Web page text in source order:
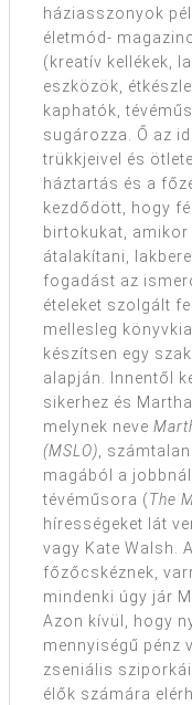
háziasszonyok
életmód-
(kreatív kellékek,
eszközök,
kaphatók,
sugározza. Ő az
trükkjeivel és
háztartás és a
kezdődött, hogy
birtokukat,
átalakítani,
fogadást az
ételeket szolgált
mellesleg
készítsen egy
alapján. Innentől
sikerhez és
melynek neve
(MSLO),
magából a
tévéműsora (The
hírességeket lát
vagy Kate Walsh.
főzőcskéznek,
mindenki úgy jár
Azon kívül, hogy
mennyiségű pénz
zseniális
élők számára